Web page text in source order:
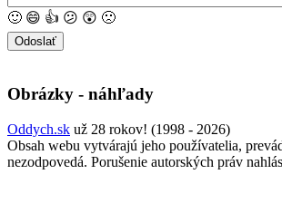
🙂 😄 👍 😕 😲 🙁
Obrázky - náhľady
Oddych.sk už 28 rokov! (1998 - 2026)
Obsah webu vytvárajú jeho používatelia,
nezodpovedá. Porušenie autorských práv